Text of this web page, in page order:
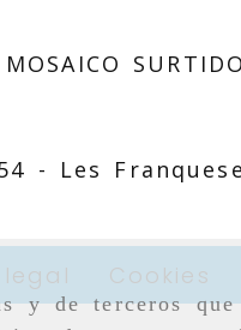
y de terceros
- Les
Cookies